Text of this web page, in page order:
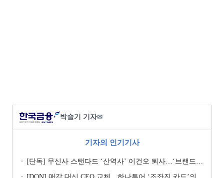
박슬기 기자✉
기자의 인기기사
[단독] 무신사 스탠다드 ‘산역사’ 이건오 퇴사…‘브랜드 정체성’ 전환점 맞나